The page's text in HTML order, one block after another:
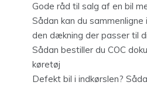
Gode råd til salg af en bil
Sådan kan du
den dækning der passer til
Sådan bestiller du COC
køretøj
Defekt bil i indkørslen?